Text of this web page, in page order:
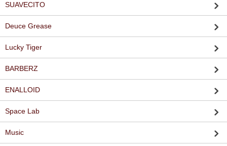
SUAVECITO
Deuce Grease
Lucky Tiger
BARBERZ
ENALLOID
Space Lab
Music